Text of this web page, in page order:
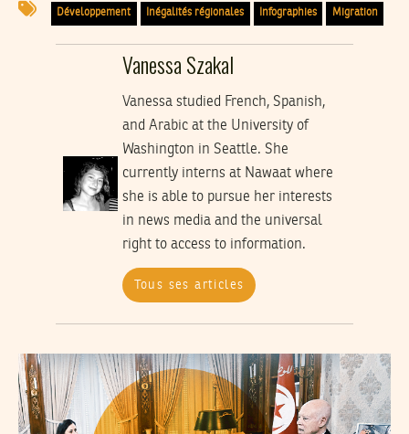
Développement Inégalités régionales Infographies Migration
Vanessa Szakal
Vanessa studied French, Spanish,
and Arabic at the University of
Washington in Seattle. She
currently interns at Nawaat where
she is able to pursue her interests
in news media and the universal
right to access to information.
Tous ses articles